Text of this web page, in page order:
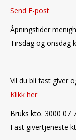
Send E-post
Åpningstider
Tirsdag og onsdag
Vil du bli fast giver
Klikk her
Bruks kto. 3000 07
Fast givertjeneste